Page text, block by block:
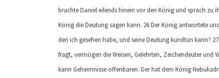
brachte Daniel eilends hinein vor den König und sprach zu
König die Deutung sagen kann. 26 Der König antwortete
den ich gesehen habe, und seine Deutung kundtun kann?
fragt, vermögen die Weisen, Gelehrten, Zeichendeuter und
kann Geheimnisse offenbaren. Der hat dem König